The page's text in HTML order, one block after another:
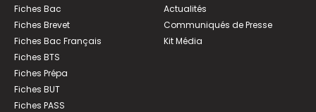
Fiches Bac
Fiches Brevet
Fiches Bac Français
Fiches BTS
Fiches Prépa
Fiches BUT
Fiches PASS
Actualités
Communiqués de Presse
Kit Média